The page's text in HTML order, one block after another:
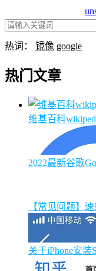
热词： 镜像 google
热门文章
维基百科
2022最新谷歌
【常见问题】
关于iPhone安装